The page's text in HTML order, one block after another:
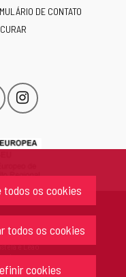
todos os cookies
todos os cookies
cookies
DE CONTATO
Instagram
Este
enlace
abrirá
nueva.
e Leão